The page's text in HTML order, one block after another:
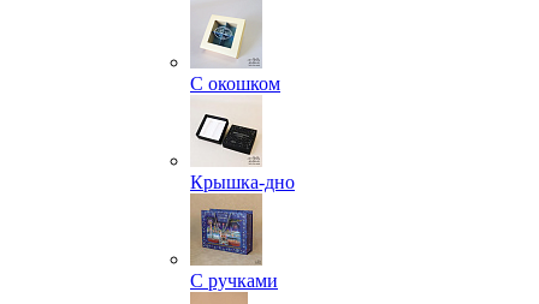
С окошком
Крышка-дно
С ручками